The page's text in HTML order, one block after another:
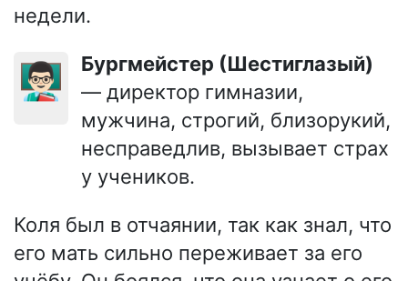
недели.
👨🏻‍🏫
Бургмейстер (Шестиглазый)
— директор гимназии,
мужчина, строгий, близорукий,
несправедлив, вызывает страх
у учеников.
Коля был в отчаянии, так как знал, что
его мать сильно переживает за его